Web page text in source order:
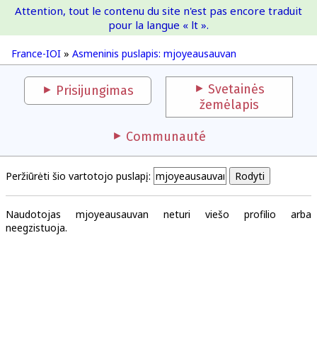
France-IOI
France-IOI » Asmeninis puslapis: mjoyeausauvan
Attention, tout le contenu du site n'est pas encore traduit
pour la langue « lt ».
Prisijungimas
Svetainės
žemėlapis
Communauté
Peržiūrėti šio vartotojo puslapį:
Naudotojas mjoyeausauvan neturi viešo profilio arba
neegzistuoja.